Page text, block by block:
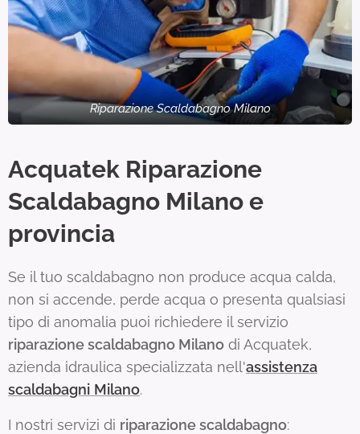
Riparazione Scaldabagno Milano
Acquatek Riparazione
Scaldabagno Milano e
provincia
Se il tuo scaldabagno non produce acqua calda,
non si accende, perde acqua o presenta qualsiasi
tipo di anomalia puoi richiedere il servizio
riparazione scaldabagno Milano di Acquatek,
azienda idraulica specializzata nell'assistenza
scaldabagni Milano.
I nostri servizi di riparazione scaldabagno: